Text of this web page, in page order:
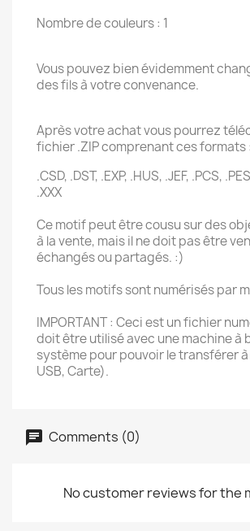
Nombre de couleurs : 1
Vous pouvez bien évidemment
des fils à votre convenance.
Après votre achat vous pourrez
fichier .ZIP comprenant ces formats :
.CSD, .DST, .EXP, .HUS, .JEF, .PCS,
.XXX
Ce motif peut être cousu sur des
à la vente, mais il ne doit pas être
échangés ou partagés. :)
Tous les motifs sont numérisés par
IMPORTANT : Ceci est un fichier
doit être utilisé avec une machine à
système pour pouvoir le transférer à
USB, Carte).
Comments (0)
No customer reviews for the